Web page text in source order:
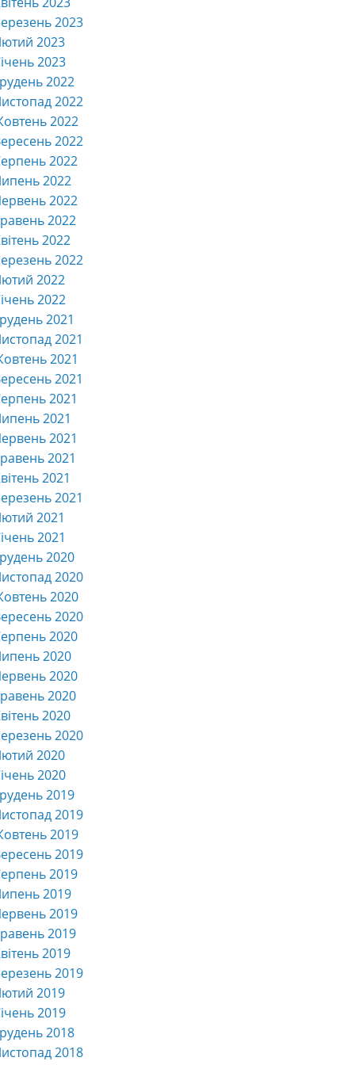
2023
2023
2023
2022
2022
2022
2022
2022
2022
2022
2022
2022
2022
2022
2022
2021
2021
2021
2021
2021
2021
2021
2021
2021
2021
2021
2021
2020
2020
2020
2020
2020
2020
2020
2020
2020
2020
2020
2020
2019
2019
2019
2019
2019
2019
2019
2019
2019
2019
2019
2019
2018
2018